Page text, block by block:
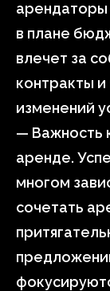
арендаторы
в плане
влечет за
контракты
изменений
— Важность
аренде.
многом
сочетать